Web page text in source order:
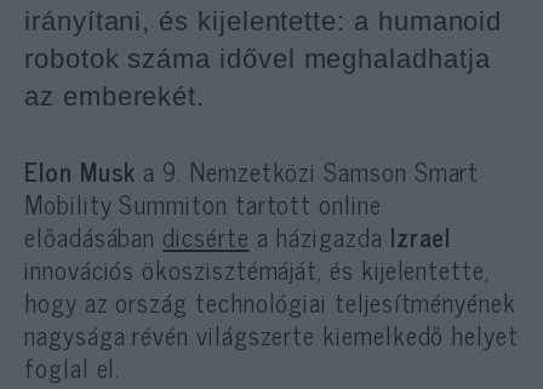
irányítani, és kijelentette: a humanoid
robotok száma idővel meghaladhatja
az emberekét.
Elon Musk a 9. Nemzetközi Samson Smart
Mobility Summiton tartott online
előadásában dicsérte a házigazda Izrael
innovációs ökoszisztémáját, és kijelentette,
hogy az ország technológiai teljesítményének
nagysága révén világszerte kiemelkedő helyet
foglal el.